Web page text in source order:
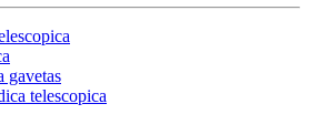
gavetas
telescopica